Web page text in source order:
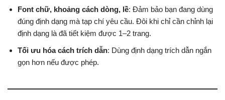
Font chữ, khoảng cách dòng, lề: Đảm bảo bạn đang dùng
đúng định dạng mà tạp chí yêu cầu. Đôi khi chỉ cần chỉnh lại
định dạng là đã tiết kiệm được 1–2 trang.
Tối ưu hóa cách trích dẫn: Dùng định dạng trích dẫn ngắn
gọn hơn nếu được phép.